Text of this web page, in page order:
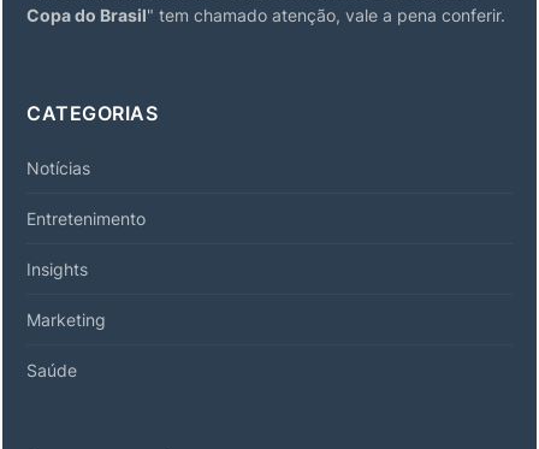
Copa do Brasil" tem chamado atenção, vale a pena conferir.
CATEGORIAS
Notícias
Entretenimento
Insights
Marketing
Saúde